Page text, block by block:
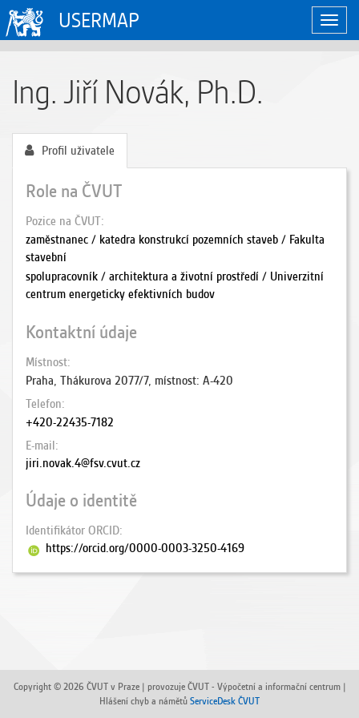
USERMAP
Ing. Jiří Novák, Ph.D.
Profil uživatele
Role na ČVUT
Pozice na ČVUT
zaměstnanec / katedra konstrukcí pozemních staveb / Fakulta
stavební
spolupracovník / architektura a životní prostředí / Univerzitní
centrum energeticky efektivních budov
Kontaktní údaje
Místnost
Praha, Thákurova 2077/7, místnost: A-420
Telefon
+420-22435-7182
E-mail
jiri.novak.4@fsv.cvut.cz
Údaje o identitě
Identifikátor ORCID
https://orcid.org/0000-0003-3250-4169
Copyright © 2026 ČVUT v Praze | provozuje ČVUT - Výpočetní a informační centrum |
Hlášení chyb a námětů ServiceDesk ČVUT